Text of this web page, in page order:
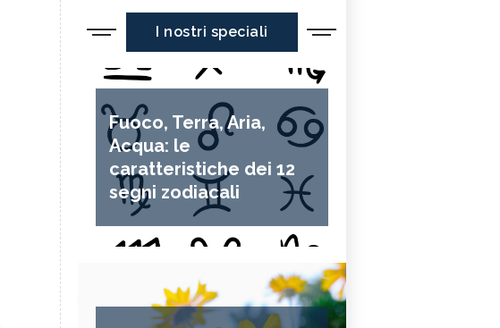
I nostri speciali
Fuoco, Terra, Aria,
Acqua: le
caratteristiche dei 12
segni zodiacali